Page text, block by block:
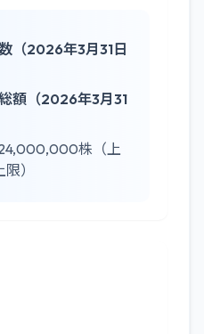
（2026年3月31日
額（2026年3月31
株（上
）